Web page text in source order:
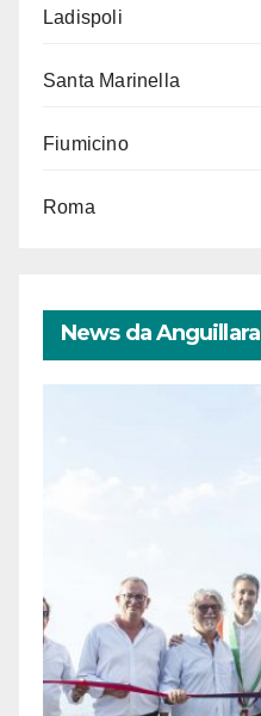
Ladispoli
Santa Marinella
Fiumicino
Roma
News da Anguillara